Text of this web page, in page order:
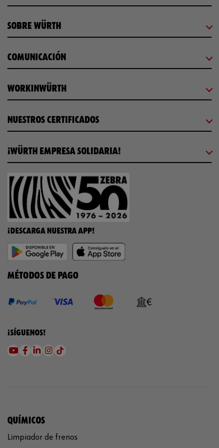
SOBRE WÜRTH
COMUNICACIÓN
WORKINWÜRTH
NUESTROS CERTIFICADOS
¡WÜRTH EMPRESA SOLIDARIA!
¡DESCARGA NUESTRA APP!
MÉTODOS DE PAGO
¡SÍGUENOS!
QUÍMICOS
Limpiador de frenos